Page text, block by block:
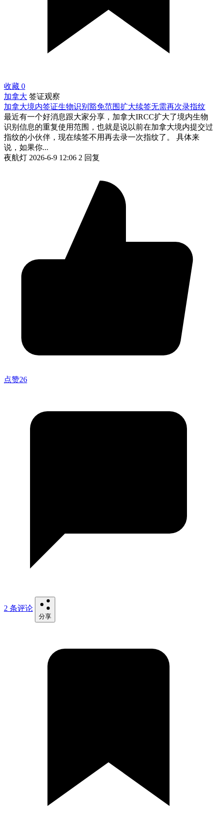
收藏 0
加拿大 签证观察
加拿大境内签证生物识别豁免范围扩大续签无需再次录指纹
最近有一个好消息跟大家分享，加拿大IRCC扩大了境内生物
识别信息的重复使用范围，也就是说以前在加拿大境内提交过
指纹的小伙伴，现在续签不用再去录一次指纹了。 具体来
说，如果你...
夜航灯 2026-6-9 12:06 2 回复
点赞26
2 条评论
分享